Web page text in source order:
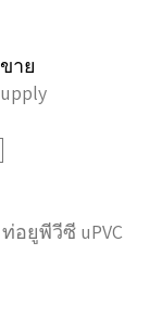
าย
อยูพีวีซี uPVC